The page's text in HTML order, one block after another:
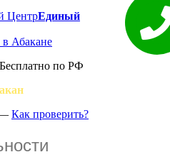
Единый
Абакане
по РФ
Как проверить?